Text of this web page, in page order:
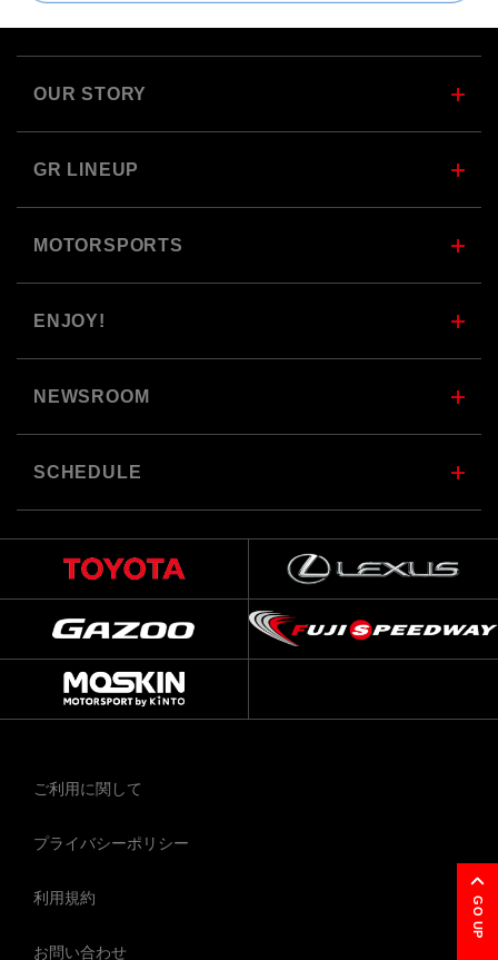
OUR STORY
GR LINEUP
MOTORSPORTS
ENJOY!
NEWSROOM
SCHEDULE
ご利用に関して
プライバシーポリシー
利用規約
お問い合わせ
GO UP